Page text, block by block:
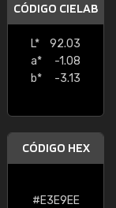
CÓDIGO CIELAB
L*
92.03
a*
-1.08
b*
-3.13
CÓDIGO HEX
#E3E9EE